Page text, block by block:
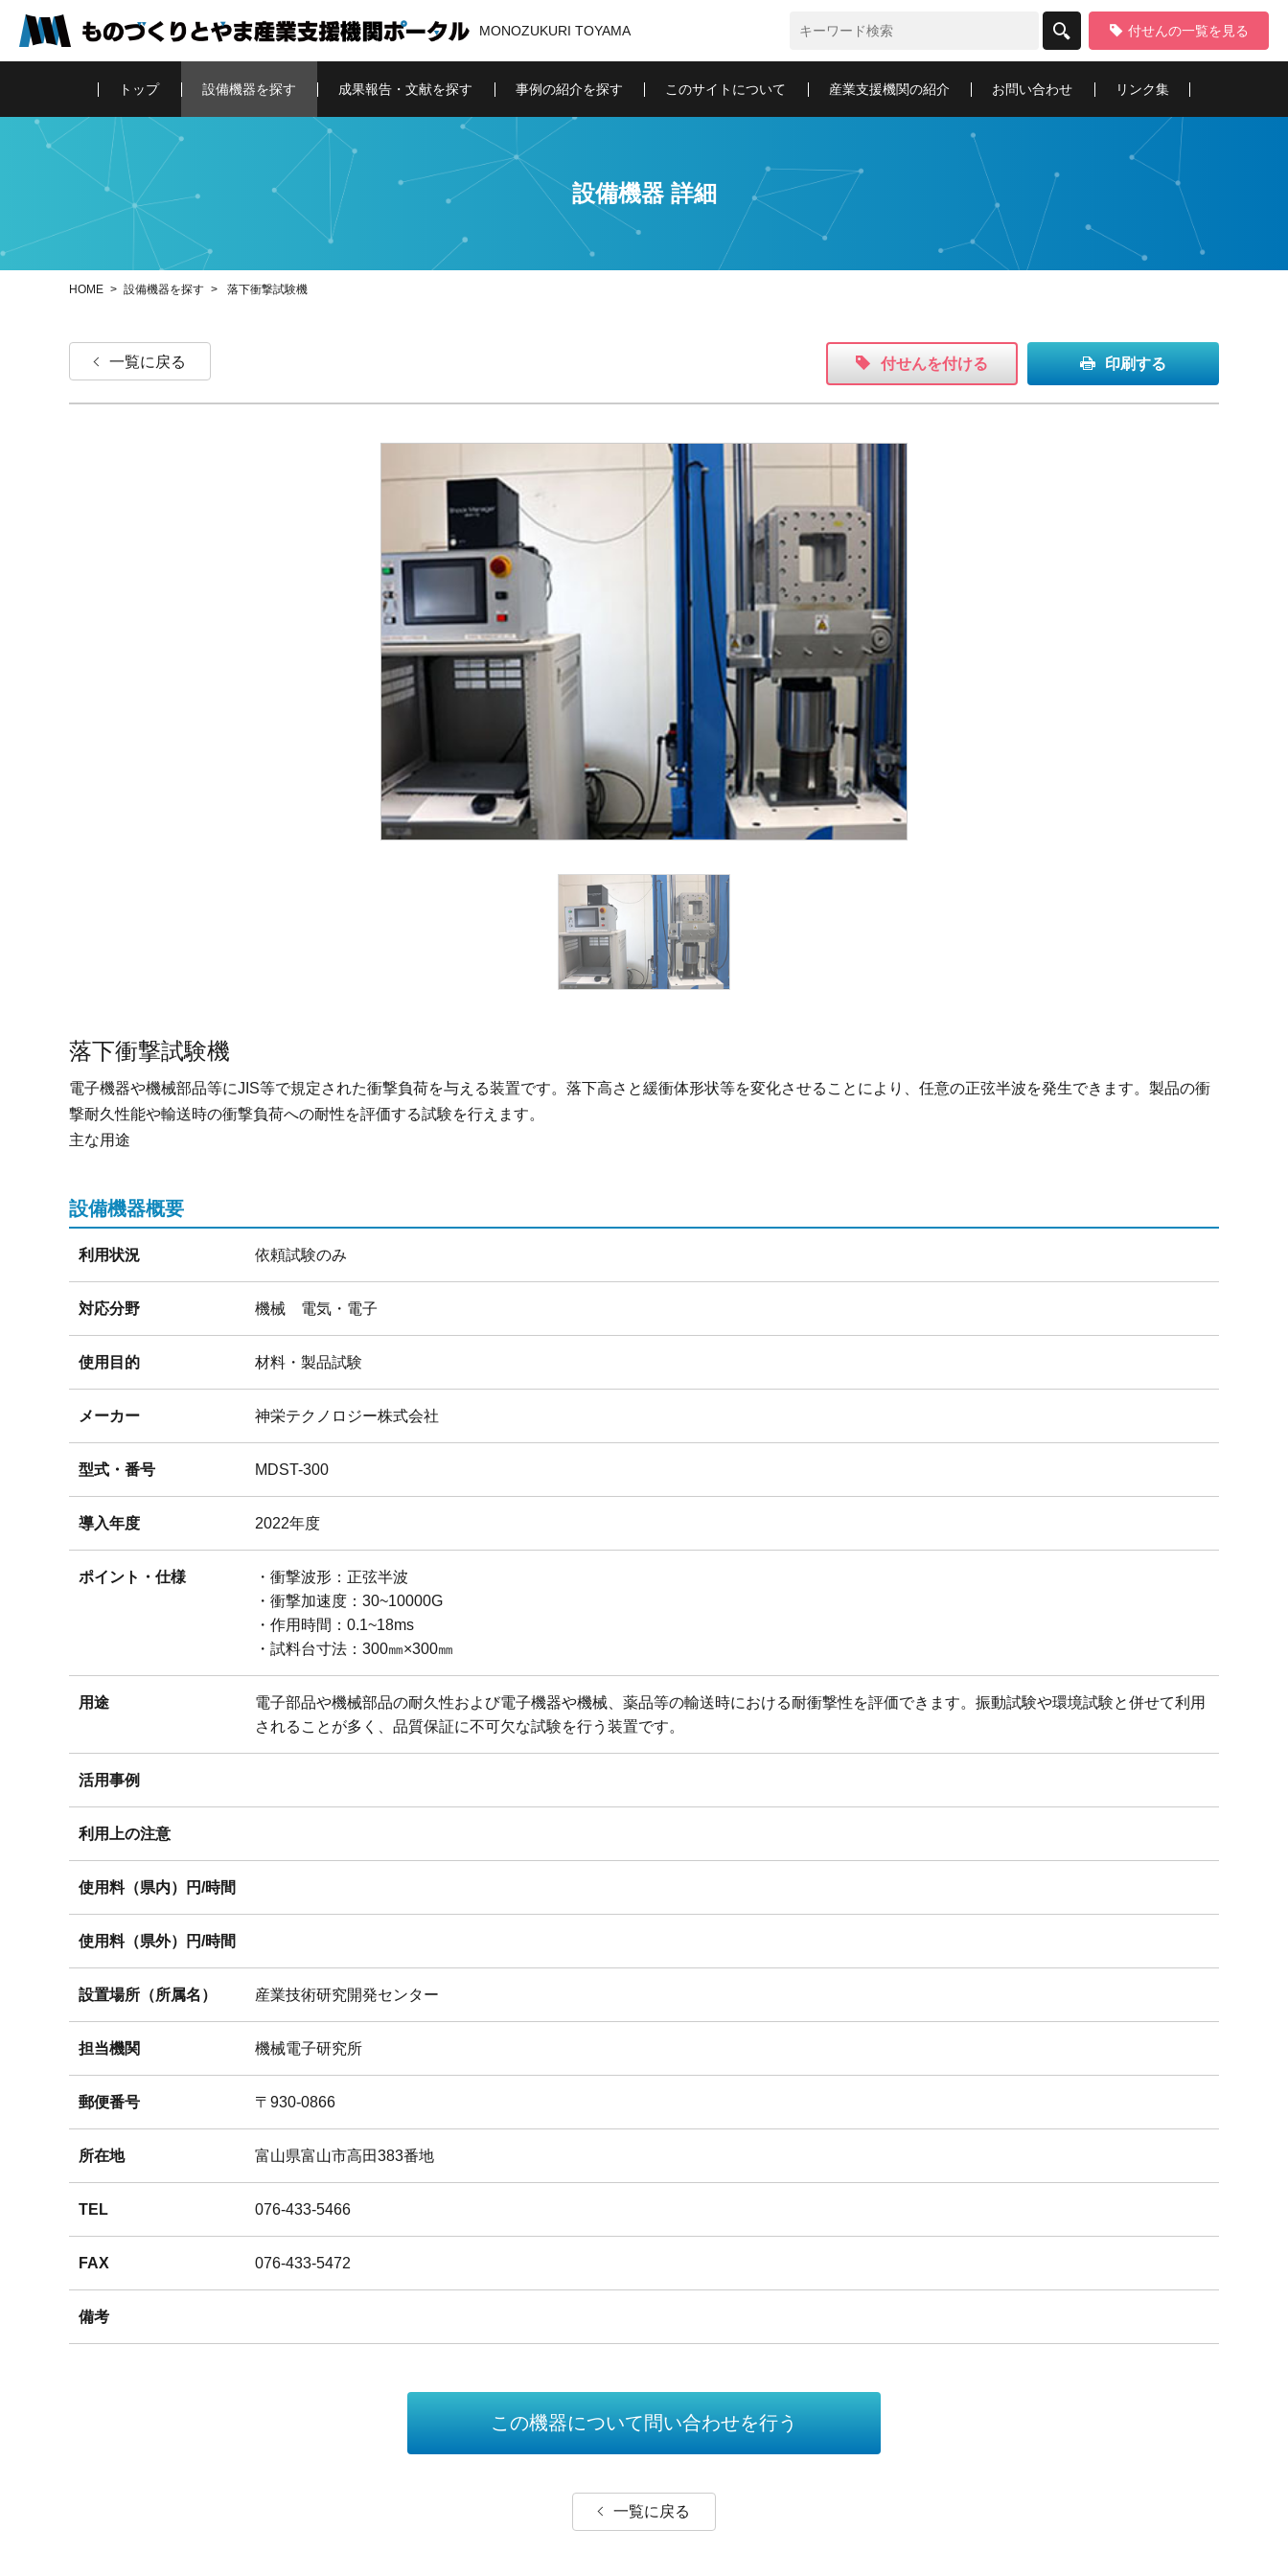
MONOZUKURITOYAMA
トップ 設備機器を探す 成果報告・文献を探す 事例の紹介を探す このサイトについて 産業支援機関の紹介 お問い合わせ リンク集
付せんの一覧を見る
設備機器 詳細
HOME 設備機器を探す 落下衝撃試験機
一覧に戻る 付せんを付ける 印刷する
落下衝撃試験機
電子機器や機械部品等にJIS等で規定された衝撃負荷を与える装置です。落下高さと緩衝体形状等を変化させることにより、任意の正弦半波を発生できます。製品の衝
撃耐久性能や輸送時の衝撃負荷への耐性を評価する試験を行えます。
主な用途
設備機器概要
利用状況 依頼試験のみ
対応分野 機械 電気・電子
使用目的 材料・製品試験
メーカー 神栄テクノロジー株式会社
型式・番号 MDST-300
導入年度 2022年度
ポイント・仕様
・衝撃波形：正弦半波
・衝撃加速度：30~10000G
・作用時間：0.1~18ms
・試料台寸法：300㎜×300㎜
用途
電子部品や機械部品の耐久性および電子機器や機械、薬品等の輸送時における耐衝撃性を評価できます。振動試験や環境試験と併せて利用
されることが多く、品質保証に不可欠な試験を行う装置です。
活用事例
利用上の注意
使用料（県内）円/時間
使用料（県外）円/時間
設置場所（所属名） 産業技術研究開発センター
担当機関 機械電子研究所
郵便番号 〒930-0866
所在地 富山県富山市高田383番地
TEL 076-433-5466
FAX 076-433-5472
備考
この機器について問い合わせを行う
一覧に戻る